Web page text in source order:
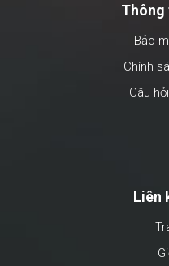
Thông
Bảo
Chính
Câu
Liên